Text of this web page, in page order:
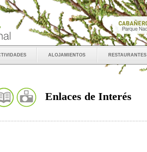
alojamientos restaurantes
Enlaces de Interés